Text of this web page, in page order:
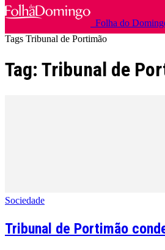
Folha do
Tags Tribunal de Portimão
Tag: Tribunal de
Sociedade
Tribunal de Portimão